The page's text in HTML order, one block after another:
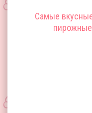
Самые